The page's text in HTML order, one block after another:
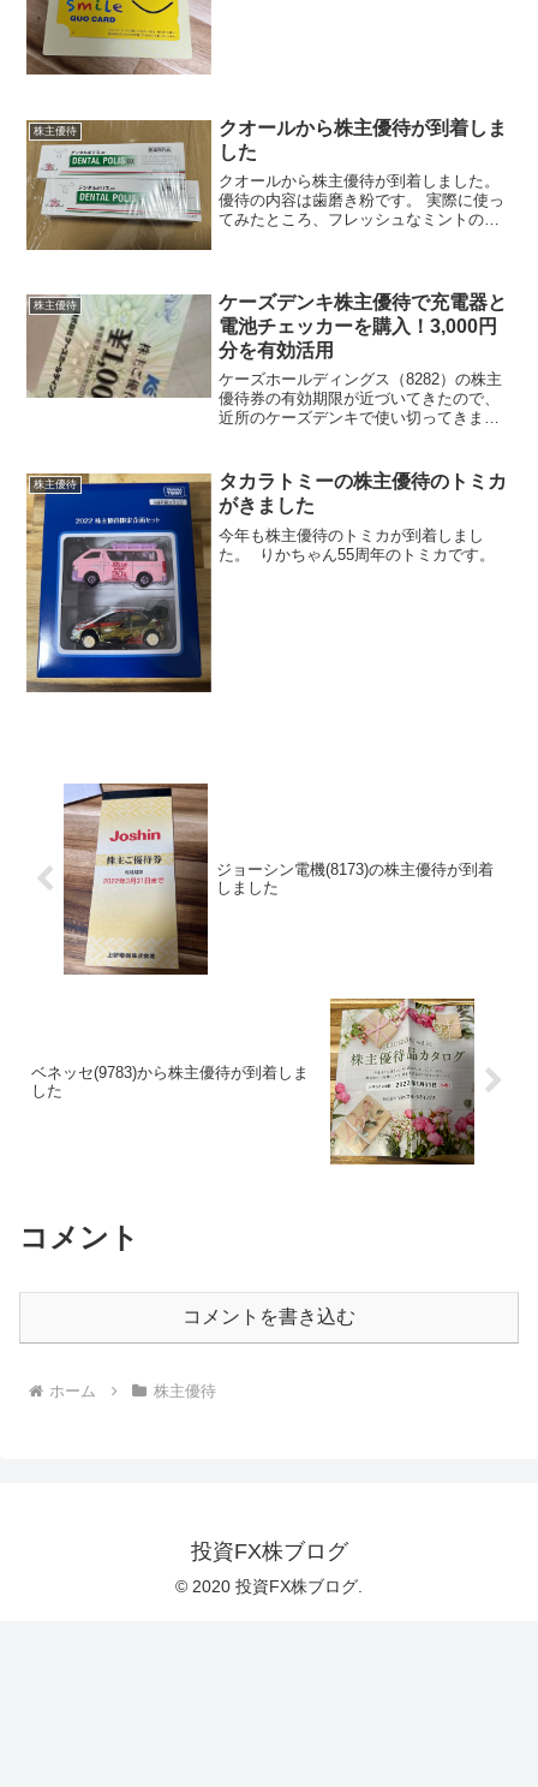
株主優待
クオールから株主優待が到着しま
した
クオールから株主優待が到着しました。
優待の内容は歯磨き粉です。 実際に使っ
てみたところ、フレッシュなミントの香
よりもずっと良いと感じ...
株主優待
ケーズデンキ株主優待で充電器と
電池チェッカーを購入！3,000円
分を有効活用
ケーズホールディングス（8282）の株主
優待券の有効期限が近づいてきたので、
近所のケーズデンキで使い切ってきまし
払いを済ませた格好です。株主優待券で
買ったもの家電...
株主優待
タカラトミーの株主優待のトミカ
がきました
今年も株主優待のトミカが到着しまし
た。 りかちゃん55周年のトミカです。
ジョーシン電機(8173)の株主優待が到着
しました
ベネッセ(9783)から株主優待が到着しま
した
コメント
コメントを書き込む
ホーム 株主優待
投資FX株ブログ
© 2020 投資FX株ブログ.